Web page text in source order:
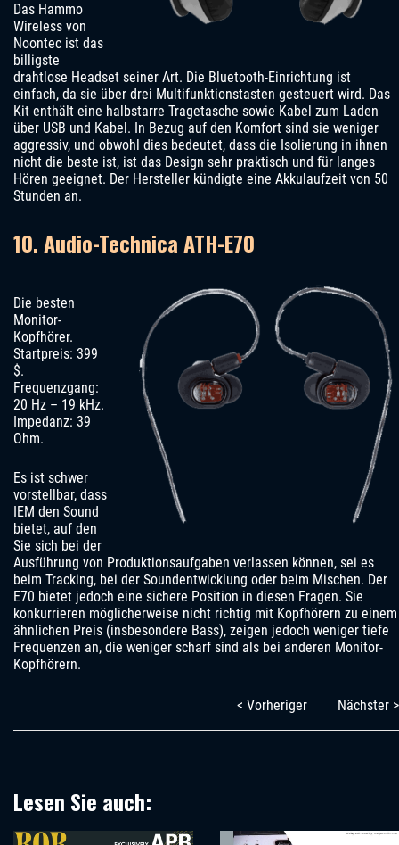
Das Hammo
Wireless von
Noontec ist das
billigste
drahtlose Headset seiner Art. Die Bluetooth-Einrichtung ist
einfach, da sie über drei Multifunktionstasten gesteuert wird. Das
Kit enthält eine halbstarre Tragetasche sowie Kabel zum Laden
über USB und Kabel. In Bezug auf den Komfort sind sie weniger
aggressiv, und obwohl dies bedeutet, dass die Isolierung in ihnen
nicht die beste ist, ist das Design sehr praktisch und für langes
Hören geeignet. Der Hersteller kündigte eine Akkulaufzeit von 50
Stunden an.
10. Audio-Technica ATH-E70
Die besten
Monitor-
Kopfhörer.
Startpreis: 399
$.
Frequenzgang:
20 Hz – 19 kHz.
Impedanz: 39
Ohm.
Es ist schwer
vorstellbar, dass
IEM den Sound
bietet, auf den
Sie sich bei der
Ausführung von Produktionsaufgaben verlassen können, sei es
beim Tracking, bei der Soundentwicklung oder beim Mischen. Der
E70 bietet jedoch eine sichere Position in diesen Fragen. Sie
konkurrieren möglicherweise nicht richtig mit Kopfhörern zu einem
ähnlichen Preis (insbesondere Bass), zeigen jedoch weniger tiefe
Frequenzen an, die weniger scharf sind als bei anderen Monitor-
Kopfhörern.
< Vorheriger Nächster >
Lesen Sie auch: